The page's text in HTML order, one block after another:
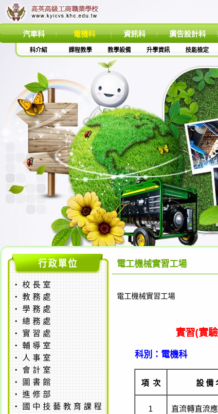
汽車科 電機科 資訊科 廣告設計科
科介紹 課程教學 教學設備 升學資訊 技能檢定
‧校長室
‧教務處
‧學務處
‧總務處
‧實習處
‧輔導室
‧人事室
‧會計室
‧圖書館
‧進修部
‧國中技藝教育課程
電工機械實習工場
電工機械實習工場
實習(實
科別
項 次 設 備
1 直流轉直流